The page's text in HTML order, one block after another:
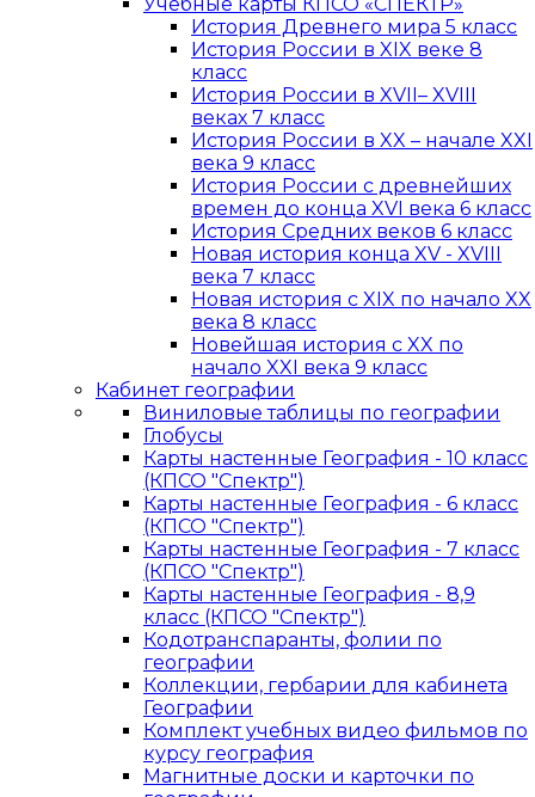
История Древнего мира 5 класс
История России в XIX веке 8
класс
История России в XVII– XVIII
веках 7 класс
История России в XX – начале XXI
века 9 класс
История России с древнейших
времен до конца XVI века 6 класс
История Средних веков 6 класс
Новая история конца XV - XVIII
века 7 класс
Новая история с XIX по начало XX
века 8 класс
Новейшая история с XX по
начало XXI века 9 класс
Кабинет географии
Виниловые таблицы по географии
Глобусы
Карты настенные География - 10 класс
(КПСО "Спектр")
Карты настенные География - 6 класс
(КПСО "Спектр")
Карты настенные География - 7 класс
(КПСО "Спектр")
Карты настенные География - 8,9
класс (КПСО "Спектр")
Кодотранспаранты, фолии по
географии
Коллекции, гербарии для кабинета
Географии
Комплект учебных видео фильмов по
курсу география
Магнитные доски и карточки по